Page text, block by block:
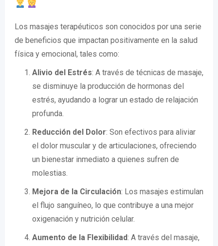
Los masajes terapéuticos son conocidos por una serie
de beneficios que impactan positivamente en la salud
física y emocional, tales como:
Alivio del Estrés: A través de técnicas de masaje,
se disminuye la producción de hormonas del
estrés, ayudando a lograr un estado de relajación
profunda.
Reducción del Dolor: Son efectivos para aliviar
el dolor muscular y de articulaciones, ofreciendo
un bienestar inmediato a quienes sufren de
molestias.
Mejora de la Circulación: Los masajes estimulan
el flujo sanguíneo, lo que contribuye a una mejor
oxigenación y nutrición celular.
Aumento de la Flexibilidad: A través del masaje,